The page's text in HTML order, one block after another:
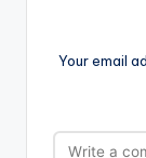
Your email